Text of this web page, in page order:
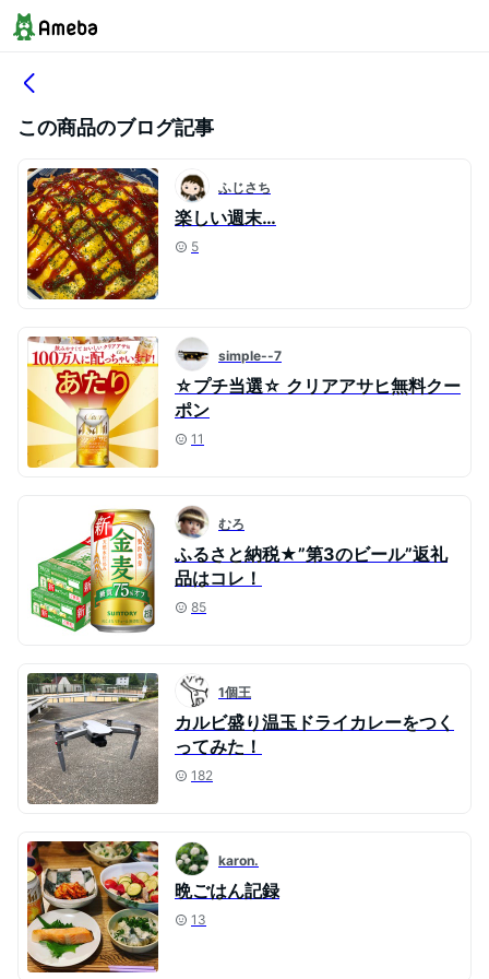
この商品のブログ記事
ふじさち
楽しい週末…
5
simple--7
☆プチ当選☆ クリアアサヒ無料クー
ポン
11
むろ
ふるさと納税★”第3のビール”返礼
品はコレ！
85
1個王
カルビ盛り温玉ドライカレーをつく
ってみた！
182
karon.
晩ごはん記録
13